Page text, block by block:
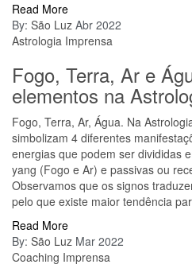
Read More
By: São Luz Abr 2022
Astrologia Imprensa
Fogo, Terra, Ar e
elementos na
Fogo, Terra, Ar, Água. Na
simbolizam 4 diferentes
energias que podem ser divididas
yang (Fogo e Ar) e passivas ou
Observamos que os signos
pelo que existe maior tendência
Read More
By: São Luz Mar 2022
Coaching Imprensa